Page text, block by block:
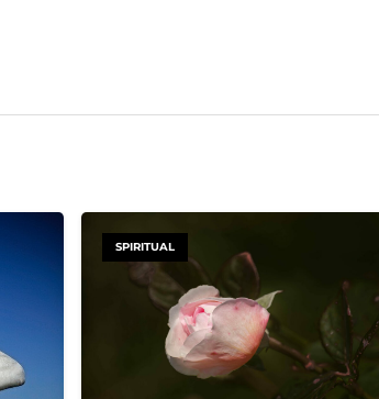
SPIRITUAL